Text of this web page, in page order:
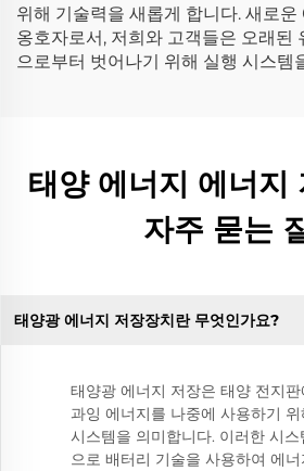
위해 기술력을 새롭게 합니다. 새로
옹호자로서, 저희와 고객들은 오래된
으로부터 벗어나기 위해 실행 시스템
태양 에너지 에너지
자주 묻는
태양광 에너지 저장장치란 무엇인가요?
태양광 에너지 저장은 태양 전지판
과잉 에너지를 나중에 사용하기
시스템을 의미합니다. 이러한 시스
으로 배터리 기술을 사용하여 에